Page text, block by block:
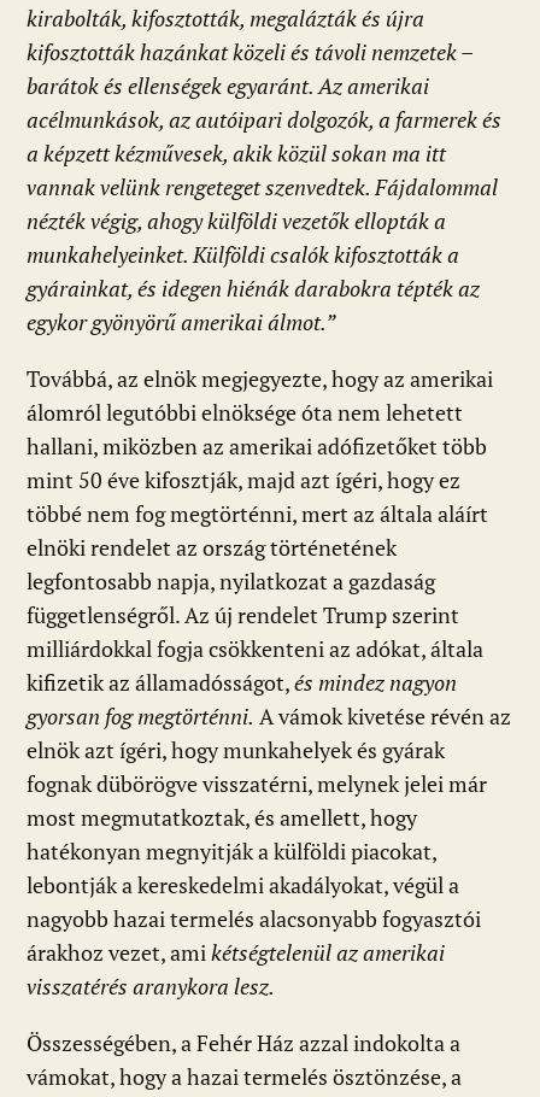
kirabolták, kifosztották, megalázták és újra
kifosztották hazánkat közeli és távoli nemzetek –
barátok és ellenségek egyaránt. Az amerikai
acélmunkások, az autóipari dolgozók, a farmerek és
a képzett kézművesek, akik közül sokan ma itt
vannak velünk rengeteget szenvedtek. Fájdalommal
nézték végig, ahogy külföldi vezetők ellopták a
munkahelyeinket. Külföldi csalók kifosztották a
gyárainkat, és idegen hiénák darabokra tépték az
egykor gyönyörű amerikai álmot.”
Továbbá, az elnök megjegyezte, hogy az amerikai
álomról legutóbbi elnöksége óta nem lehetett
hallani, miközben az amerikai adófizetőket több
mint 50 éve kifosztják, majd azt ígéri, hogy ez
többé nem fog megtörténni, mert az általa aláírt
elnöki rendelet az ország történetének
legfontosabb napja, nyilatkozat a gazdaság
függetlenségről. Az új rendelet Trump szerint
milliárdokkal fogja csökkenteni az adókat, általa
kifizetik az államadósságot,és mindez nagyon
gyorsan fog megtörténni. A vámok kivetése révén az
elnök azt ígéri, hogy munkahelyek és gyárak
fognak dübörögve visszatérni, melynek jelei már
most megmutatkoztak, és amellett, hogy
hatékonyan megnyitják a külföldi piacokat,
lebontják a kereskedelmi akadályokat, végül a
nagyobb hazai termelés alacsonyabb fogyasztói
árakhoz vezet, amikétségtelenül az amerikai
visszatérés aranykora lesz.
Összességében, a Fehér Ház azzal indokolta a
vámokat, hogy a hazai termelés ösztönzése, a